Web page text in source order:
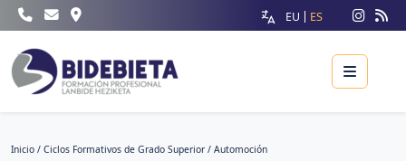
EU ES
Menu
Inicio / Ciclos Formativos de Grado Superior / Automoción